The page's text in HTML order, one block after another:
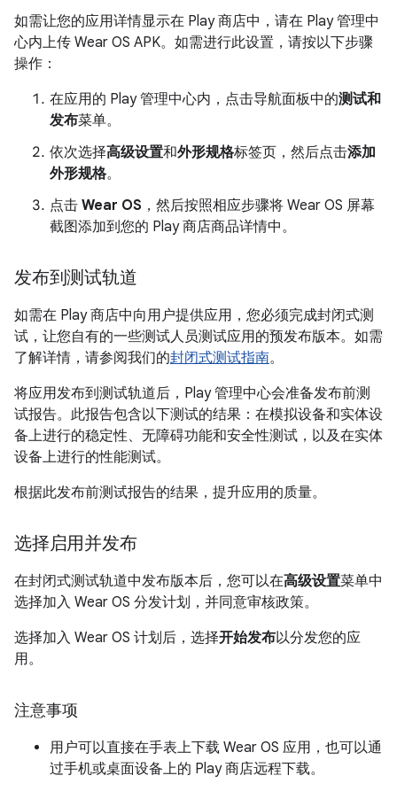
如需让您的应用详情显示在 Play 商店中，请在 Play 管理中
心内上传 Wear OS APK。如需进行此设置，请按以下步骤
操作：
在应用的 Play 管理中心内，点击导航面板中的测试和
发布菜单。
依次选择高级设置和外形规格标签页，然后点击添加
外形规格。
点击 Wear OS ，然后按照相应步骤将 Wear OS 屏幕
截图添加到您的 Play 商店商品详情中。
发布到测试轨道
如需在 Play 商店中向用户提供应用，您必须完成封闭式测
试，让您自有的一些测试人员测试应用的预发布版本。如需
了解详情，请参阅我们的封闭式测试指南。
将应用发布到测试轨道后，Play 管理中心会准备发布前测
试报告。此报告包含以下测试的结果：在模拟设备和实体设
备上进行的稳定性、无障碍功能和安全性测试，以及在实体
设备上进行的性能测试。
根据此发布前测试报告的结果，提升应用的质量。
选择启用并发布
在封闭式测试轨道中发布版本后，您可以在高级设置菜单中
选择加入 Wear OS 分发计划，并同意审核政策。
选择加入 Wear OS 计划后，选择开始发布以分发您的应
用。
注意事项
用户可以直接在手表上下载 Wear OS 应用，也可以通
过手机或桌面设备上的 Play 商店远程下载。